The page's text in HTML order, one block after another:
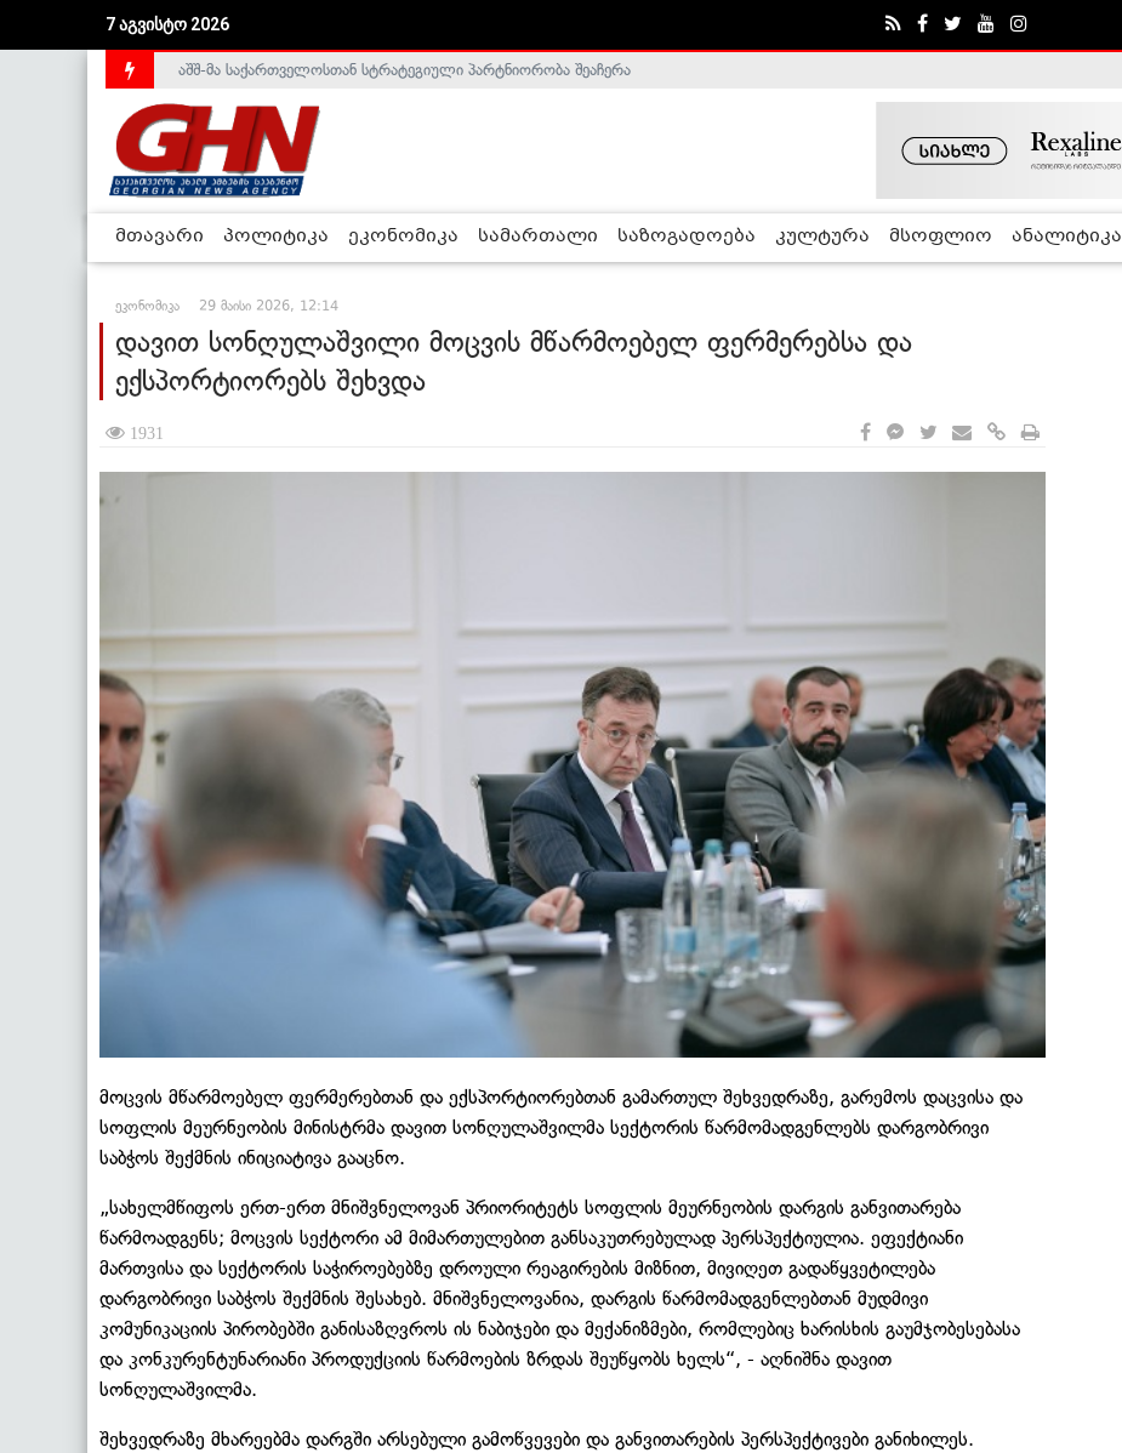
7 აგვისტო 2026
საქართველოს დე-ფაქტო მთავრობა არალეგიტიმურია - ჰელსინკის კომისია
აშშ-მა საქართველოსთან სტრატეგიული პარტნიორობა შეაჩერა
მთავარი პოლიტიკა ეკონომიკა სამართალი საზოგადოება კულტურა მსოფლიო ანალიტიკა
ეკონომიკა 29 მაისი 2026, 12:14
დავით სონღულაშვილი მოცვის მწარმოებელ ფერმერებსა და
ექსპორტიორებს შეხვდა
1931
მოცვის მწარმოებელ ფერმერებთან და ექსპორტიორებთან გამართულ შეხვედრაზე, გარემოს დაცვისა და
სოფლის მეურნეობის მინისტრმა დავით სონღულაშვილმა სექტორის წარმომადგენლებს დარგობრივი
საბჭოს შექმნის ინიციატივა გააცნო.
„სახელმწიფოს ერთ-ერთ მნიშვნელოვან პრიორიტეტს სოფლის მეურნეობის დარგის განვითარება
წარმოადგენს; მოცვის სექტორი ამ მიმართულებით განსაკუთრებულად პერსპექტიულია. ეფექტიანი
მართვისა და სექტორის საჭიროებებზე დროული რეაგირების მიზნით, მივიღეთ გადაწყვეტილება
დარგობრივი საბჭოს შექმნის შესახებ. მნიშვნელოვანია, დარგის წარმომადგენლებთან მუდმივი
კომუნიკაციის პირობებში განისაზღვროს ის ნაბიჯები და მექანიზმები, რომლებიც ხარისხის გაუმჯობესებასა
და კონკურენტუნარიანი პროდუქციის წარმოების ზრდას შეუწყობს ხელს“, - აღნიშნა დავით
სონღულაშვილმა.
შეხვედრაზე მხარეებმა დარგში არსებული გამოწვევები და განვითარების პერსპექტივები განიხილეს.